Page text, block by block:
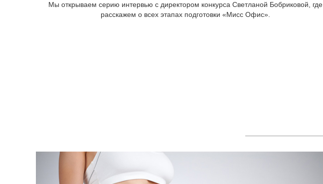
Мы открываем серию интервью с директором конкурса Светланой Бобриковой, где
расскажем о всех этапах подготовки «Мисс Офис».